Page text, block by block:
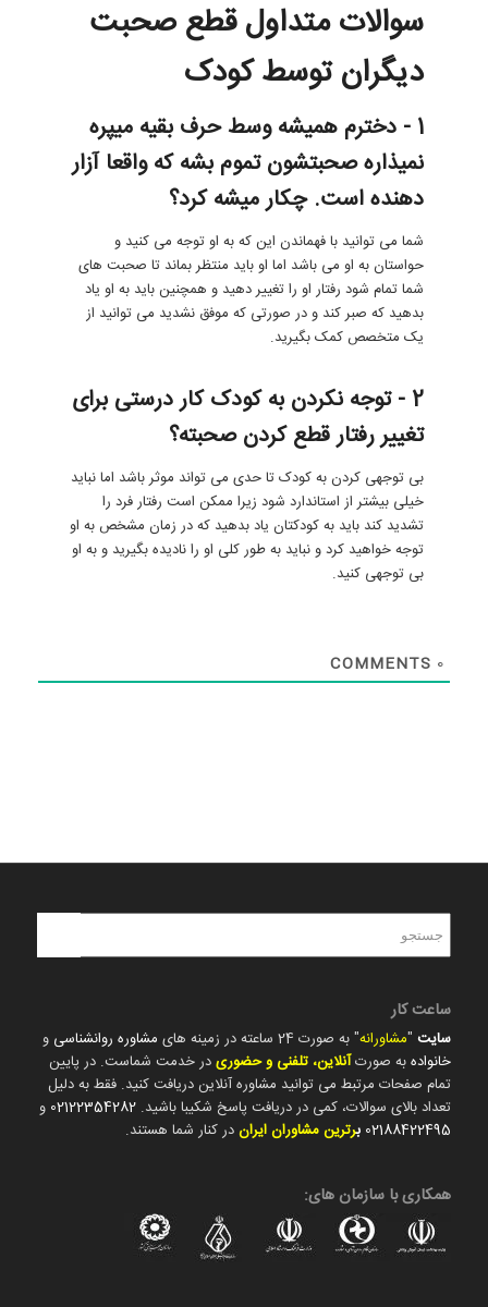
سوالات متداول قطع صحبت
دیگران توسط کودک
1 - دخترم همیشه وسط حرف بقیه میپره
نمیذاره صحبتشون تموم بشه که واقعا آزار
دهنده است. چکار میشه کرد؟
شما می توانید با فهماندن این که به او توجه می کنید و
حواستان به او می باشد اما او باید منتظر بماند تا صحبت های
شما تمام شود رفتار او را تغییر دهید و همچنین باید به او یاد
بدهید که صبر کند و در صورتی که موفق نشدید می توانید از
یک متخصص کمک بگیرید.
2 - توجه نکردن به کودک کار درستی برای
تغییر رفتار قطع کردن صحبته؟
بی توجهی کردن به کودک تا حدی می تواند موثر باشد اما نباید
خیلی بیشتر از استاندارد شود زیرا ممکن است رفتار فرد را
تشدید کند باید به کودکتان یاد بدهید که در زمان مشخص به او
توجه خواهید کرد و نباید به طور کلی او را نادیده بگیرید و به او
بی توجهی کنید.
0
ساعت کار
سایت"مشاورانه" به صورت 24 ساعته در زمینه های مشاوره روانشناسی و
خانوادهبه صورتآنلاین، تلفنی و حضوریدر خدمت شماست. در پایین
تمام صفحات مرتبط می توانید مشاوره آنلاین دریافت کنید. فقط به دلیل
تعداد بالای سوالات، کمی در دریافت پاسخ شکیبا باشید. 02122354282 و
02188422495 برترین مشاوران ایراندر کنار شما هستند.
همکاری با سازمان های: